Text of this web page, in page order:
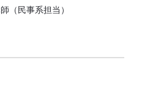
（民事系担当）